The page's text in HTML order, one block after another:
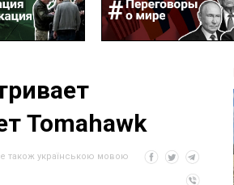
Tomahawk
також українською мовою